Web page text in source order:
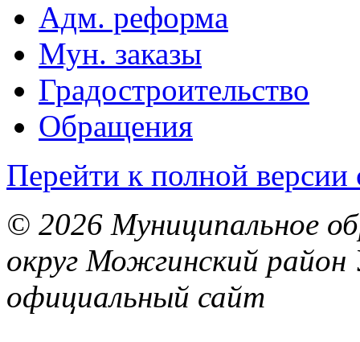
Адм. реформа
Мун. заказы
Градостроительство
Обращения
Перейти к полной версии
© 2026 Муниципальное
округ Можгинский район
официальный сайт